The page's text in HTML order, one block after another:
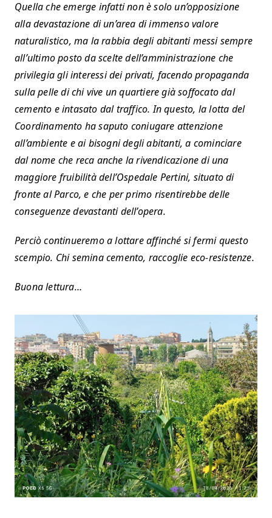
Quella che emerge infatti non è solo un’opposizione
alla devastazione di un’area di immenso valore
naturalistico, ma la rabbia degli abitanti messi sempre
all’ultimo posto da scelte dell’amministrazione che
privilegia gli interessi dei privati, facendo propaganda
sulla pelle di chi vive un quartiere già soffocato dal
cemento e intasato dal traffico. In questo, la lotta del
Coordinamento ha saputo coniugare attenzione
all’ambiente e ai bisogni degli abitanti, a cominciare
dal nome che reca anche la rivendicazione di una
maggiore fruibilità dell’Ospedale Pertini, situato di
fronte al Parco, e che per primo risentirebbe delle
conseguenze devastanti dell’opera.
Perciò continueremo a lottare affinché si fermi questo
scempio. Chi semina cemento, raccoglie eco-resistenze.
Buona lettura…